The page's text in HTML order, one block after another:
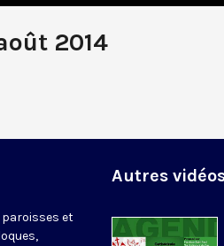
2014
paroisses et
Autres